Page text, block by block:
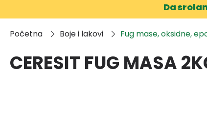
Da
Početna Boje i lakovi Fug mase, oksidne,
CERESIT FUG MASA